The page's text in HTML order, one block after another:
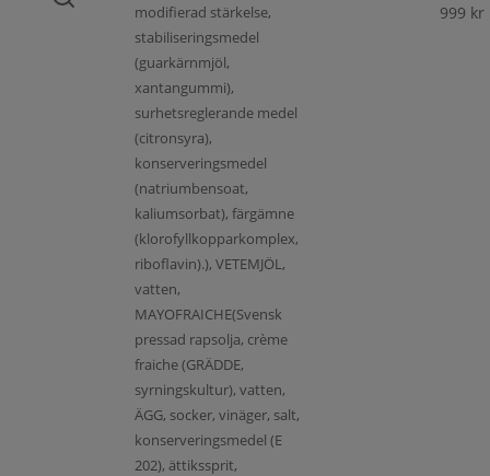
modifierad stärkelse,
stabiliseringsmedel
(guarkärnmjöl,
xantangummi),
surhetsreglerande medel
(citronsyra),
konserveringsmedel
(natriumbensoat,
kaliumsorbat), färgämne
(klorofyllkopparkomplex,
riboflavin).), VETEMJÖL,
vatten,
MAYOFRAICHE(Svensk
pressad rapsolja, crème
fraiche (GRÄDDE,
syrningskultur), vatten,
ÄGG, socker, vinäger, salt,
konserveringsmedel (E
202), ättikssprit,
999 kr